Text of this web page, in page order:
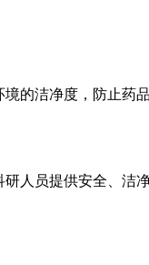
的洁净度，防止药
人员提供安全、洁净